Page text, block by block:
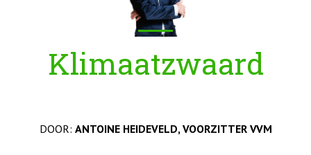
Klimaatzwaard
DOOR: ANTOINE HEIDEVELD, VOORZITTER VVM